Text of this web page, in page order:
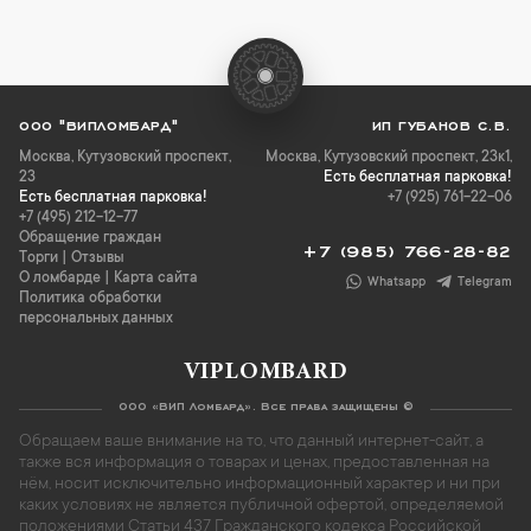
ООО "ВИПЛОМБАРД"
Москва, Кутузовский проспект,
23
Есть бесплатная парковка!
+7 (495) 212-12-77
Обращение граждан
Торги
Отзывы
О ломбарде
Карта сайта
Политика обработки
персональных данных
ИП ГУБАНОВ С.В.
Москва, Кутузовский проспект, 23к1,
Есть бесплатная парковка!
+7 (925) 761-22-06
+7 (985) 766-28-82
Whatsapp Telegram
VIPLOMBARD
ООО «ВИП Ломбард». Все права защищены ©
Обращаем ваше внимание на то, что данный интернет-сайт, а
также вся информация о товарах и ценах, предоставленная на
нём, носит исключительно информационный характер и ни при
каких условиях не является публичной офертой, определяемой